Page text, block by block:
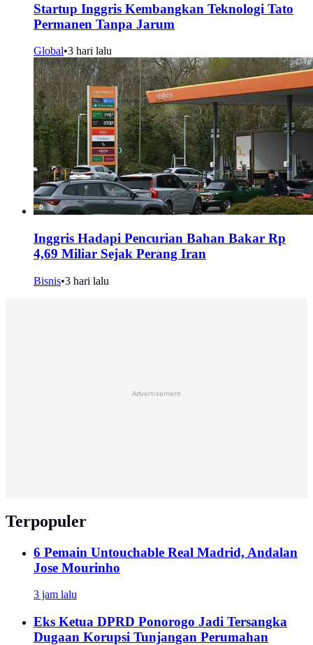
Startup Inggris Kembangkan Teknologi Tato
Permanen Tanpa Jarum
Global•3 hari lalu
Inggris Hadapi Pencurian Bahan Bakar Rp
4,69 Miliar Sejak Perang Iran
Bisnis•3 hari lalu
Advertisement
Terpopuler
6 Pemain Untouchable Real Madrid, Andalan
Jose Mourinho
3 jam lalu
Eks Ketua DPRD Ponorogo Jadi Tersangka
Dugaan Korupsi Tunjangan Perumahan